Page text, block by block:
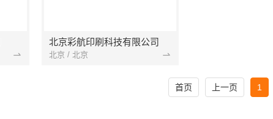
北京彩航印刷科技有限公司
北京 / 北京
首页 上一页 1